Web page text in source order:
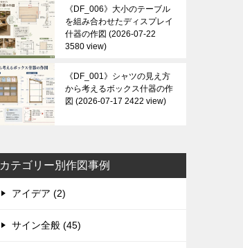
《DF_006》大小のテーブル
を組み合わせたディスプレイ
什器の作図
2026-07-22
3580 view
《DF_001》シャツの見え方
から考えるボックス什器の作
図
2026-07-17 2422 view
カテゴリー別作図事例
アイデア (2)
サイン全般 (45)